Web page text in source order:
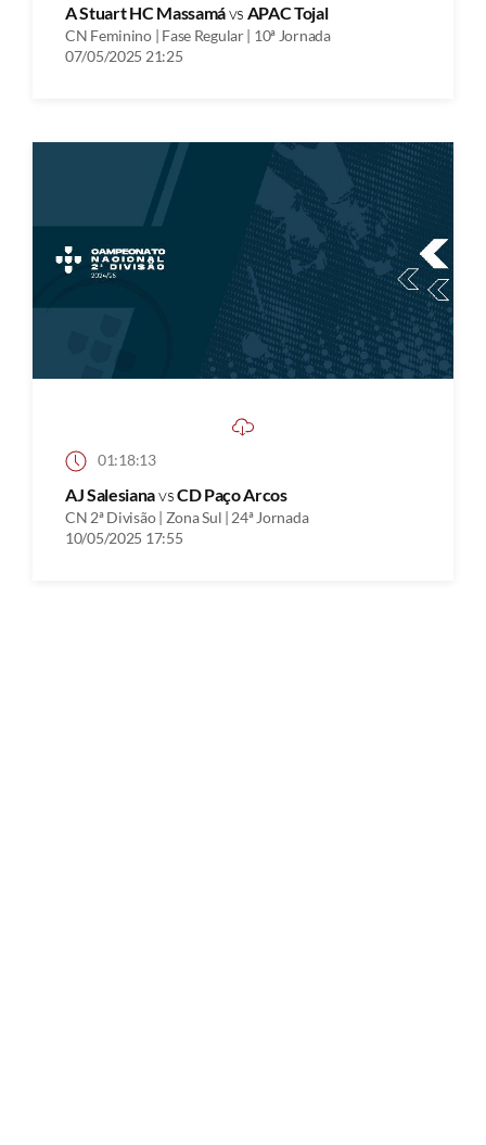
A Stuart HC Massamávs APAC Tojal
CN Feminino | Fase Regular | 10ª Jornada
07/05/2025 21:25
01:18:13
AJ SalesianavsCD Paço Arcos
CN 2ª Divisão | Zona Sul | 24ª Jornada
10/05/2025 17:55